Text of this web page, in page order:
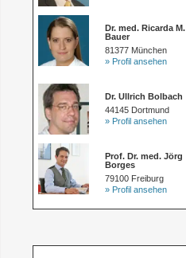
Dr. med. Ricarda M.
Bauer
81377 München
» Profil ansehen
Dr. Ullrich Bolbach
44145 Dortmund
» Profil ansehen
Prof. Dr. med. Jörg
Borges
79100 Freiburg
» Profil ansehen